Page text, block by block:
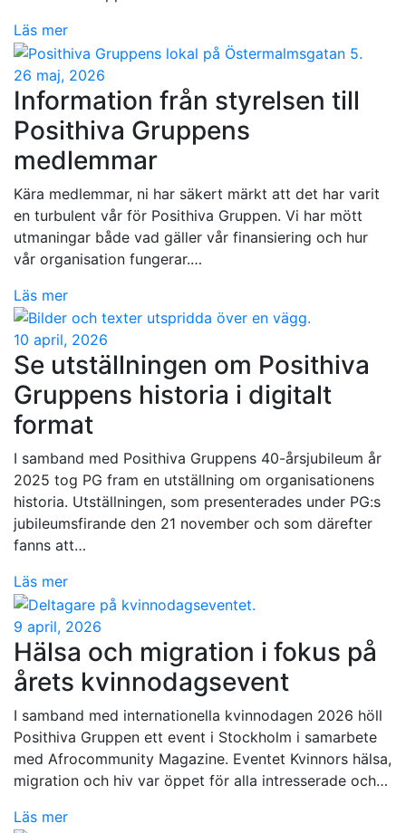
Läs mer
26 maj, 2026
Information från styrelsen till
Posithiva Gruppens
medlemmar
Kära medlemmar, ni har säkert märkt att det har varit
en turbulent vår för Posithiva Gruppen. Vi har mött
utmaningar både vad gäller vår finansiering och hur
vår organisation fungerar.…
Läs mer
10 april, 2026
Se utställningen om Posithiva
Gruppens historia i digitalt
format
I samband med Posithiva Gruppens 40-årsjubileum år
2025 tog PG fram en utställning om organisationens
historia. Utställningen, som presenterades under PG:s
jubileumsfirande den 21 november och som därefter
fanns att…
Läs mer
9 april, 2026
Hälsa och migration i fokus på
årets kvinnodagsevent
I samband med internationella kvinnodagen 2026 höll
Posithiva Gruppen ett event i Stockholm i samarbete
med Afrocommunity Magazine. Eventet Kvinnors hälsa,
migration och hiv var öppet för alla intresserade och…
Läs mer